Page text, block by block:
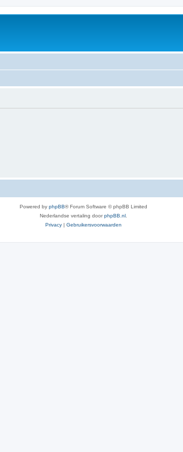
Powered by phpBB® Forum Software © phpBB Limited
Nederlandse vertaling doorphpBB.nl
Privacy | Gebruikersvoorwaarden